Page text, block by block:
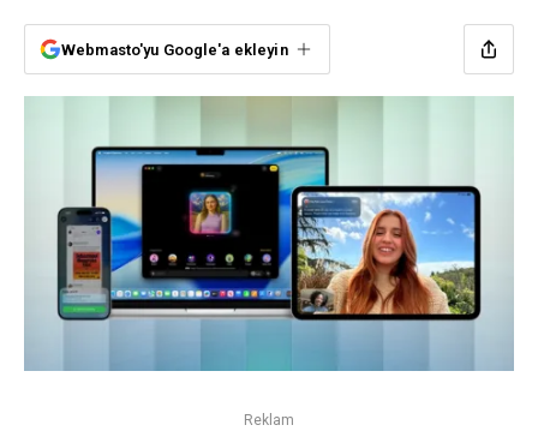
Webmasto'yu Google'a ekleyin
Reklam